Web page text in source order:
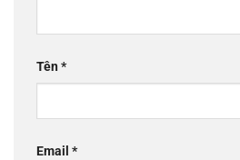
Tên*
Email *